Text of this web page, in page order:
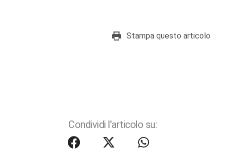
Stampa questo articolo
Condividi l'articolo su: